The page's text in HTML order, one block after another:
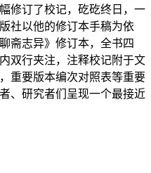
修订了校记，矻矻终日，一
社以他的修订本手稿为依
斋志异》修订本，全书四
双行夹注，注释校记附于文
重要版本编次对照表等重要
、研究者们呈现一个最接近